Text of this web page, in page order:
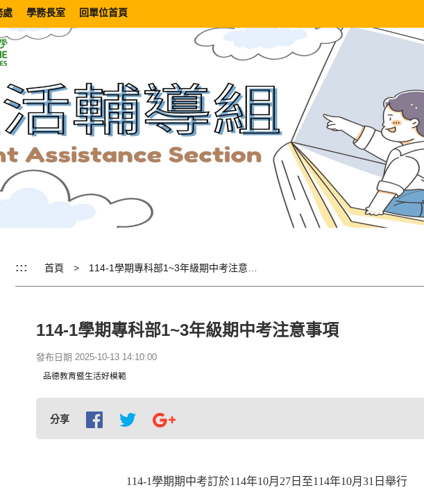
處 學務長室 回單位首頁
::: 首頁
114-1學期專科部1~3年級期中考注意事項
發布日期 2025-10-13 14:10:00
品德教育暨生活好模範
分享
114-1學期期中考訂於114年10月27日至114年10月31日舉行